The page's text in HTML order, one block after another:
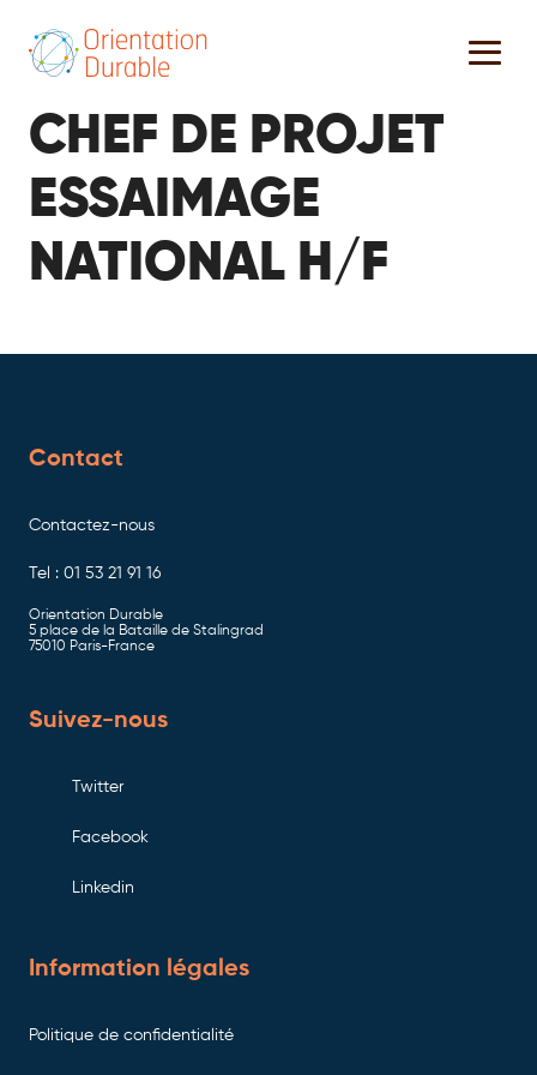
CHEF DE PROJET
ESSAIMAGE
NATIONAL H/F
Contact
Contactez-nous
Tel : 01 53 21 91 16
Orientation Durable
5 place de la Bataille de Stalingrad
75010 Paris-France
Suivez-nous
Twitter
Facebook
Linkedin
Information légales
Politique de confidentialité